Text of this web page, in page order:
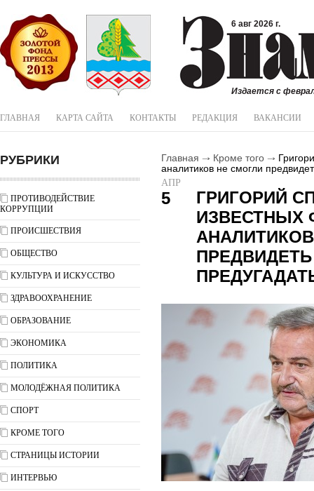
6 авг 2026 г.
Издается с
ГЛАВНАЯ КАРТА САЙТА КОНТАКТЫ РЕДАКЦИЯ ВАКАНСИИ
РУБРИКИ
ПРОТИВОДЕЙСТВИЕ
КОРРУПЦИИ
ПРОИСШЕСТВИЯ
ОБЩЕСТВО
КУЛЬТУРА И ИСКУССТВО
ЗДРАВООХРАНЕНИЕ
ОБРАЗОВАНИЕ
ЭКОНОМИКА
ПОЛИТИКА
МОЛОДЁЖНАЯ ПОЛИТИКА
СПОРТ
КРОМЕ ТОГО
СТРАНИЦЫ ИСТОРИИ
ИНТЕРВЬЮ
Главная Кроме того
аналитиков не смогли
АПР
5
ГРИГОРИЙ
ИЗВЕСТНЫХ